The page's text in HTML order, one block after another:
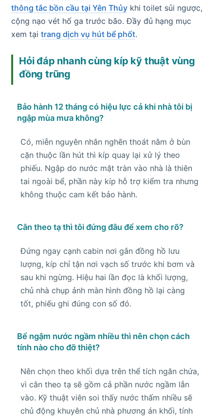
thông tắc bồn cầu tại Yên Thủy khi toilet sủi ngược,
cộng nạo vét hố ga trước bão. Đầy đủ hạng mục
xem tại trang dịch vụ hút bể phốt.
Hỏi đáp nhanh cùng kíp kỹ thuật vùng
đồng trũng
Bảo hành 12 tháng có hiệu lực cả khi nhà tôi bị
ngập mùa mưa không?
Có, miễn nguyên nhân nghẽn thoát nằm ở bùn
cặn thuộc lần hút thì kíp quay lại xử lý theo
phiếu. Ngập do nước mặt tràn vào nhà là thiên
tai ngoài bể, phần này kíp hỗ trợ kiểm tra nhưng
không thuộc cam kết bảo hành.
Cân theo tạ thì tôi đứng đâu để xem cho rõ?
Đứng ngay cạnh cabin nơi gắn đồng hồ lưu
lượng, kíp chỉ tận nơi vạch số trước khi bơm và
sau khi ngừng. Hiệu hai lần đọc là khối lượng,
chủ nhà chụp ảnh màn hình đồng hồ lại càng
tốt, phiếu ghi đúng con số đó.
Bể ngậm nước ngầm nhiều thì nên chọn cách
tính nào cho đỡ thiệt?
Nên chọn theo khối dựa trên thể tích ngăn chứa,
vì cân theo tạ sẽ gồm cả phần nước ngầm lẫn
vào. Kỹ thuật viên soi thấy nước thấm nhiều sẽ
chủ động khuyên chủ nhà phương án khối, tính